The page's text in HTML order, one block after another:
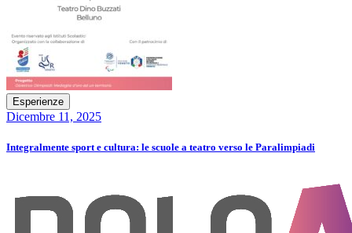
Esperienze
Dicembre 11, 2025
Integralmente sport e cultura: le scuole a teatro verso le Paralimpiadi